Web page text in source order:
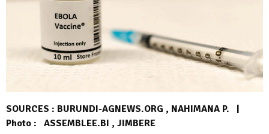
SOURCES : BURUNDI-AGNEWS.ORG , NAHIMANA P. |
Photo : ASSEMBLEE.BI , JIMBERE